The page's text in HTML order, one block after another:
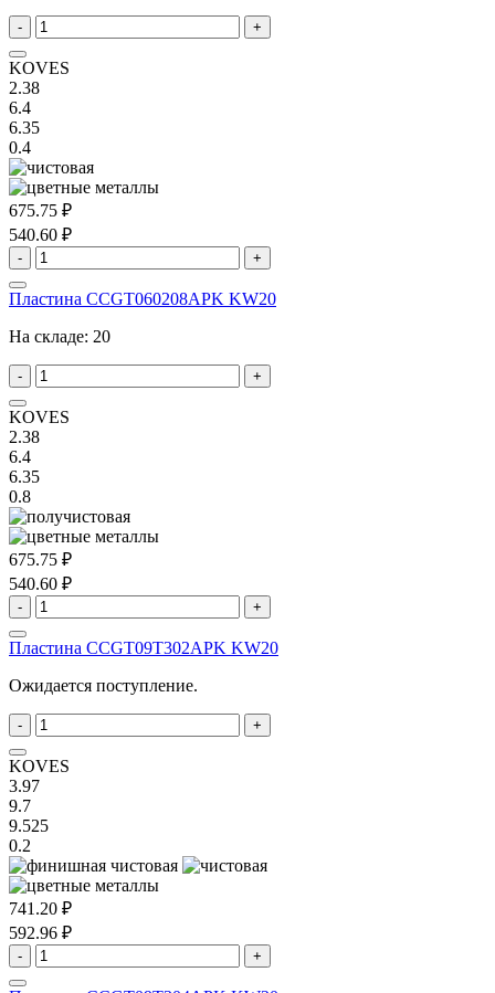
- +
KOVES
2.38
6.4
6.35
0.4
675.75 ₽
540.60 ₽
- +
Пластина CCGT060208APK KW20
На складе: 20
- +
KOVES
2.38
6.4
6.35
0.8
675.75 ₽
540.60 ₽
- +
Пластина CCGT09T302APK KW20
Ожидается поступление.
- +
KOVES
3.97
9.7
9.525
0.2
741.20 ₽
592.96 ₽
- +